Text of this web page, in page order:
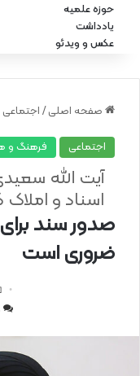
حوزه علمیه
یادداشت
عکس و ویدئو
صفحه اصلی / اجتماعی
اجتماعی فرهنگ و
صدور سند
ضروری است
آیت الله
اسناد و
📅